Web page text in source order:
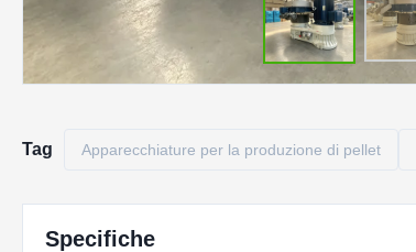
Tag Apparecchiature per la produzione di pellet
Specifiche